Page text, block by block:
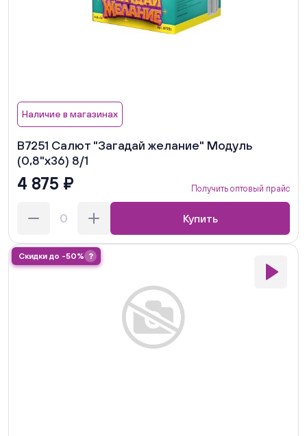
Наличие в магазинах
В7251 Салют "Загадай желание" Модуль
(0,8"х36) 8/1
4 875 ₽ Получить оптовый прайс
Купить
Скидки до -50% ?